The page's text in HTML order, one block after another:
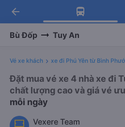
Tải app Vexere
Nhận ưu đãi thành
Tải app Vexere
-30k/ghế khi đặt vé
arrow_back
Bù Đốp Tuy An
Vé xe khách xe đi Phú Yên từ Bình
Đặt mua vé xe 4 nhà xe đi
chất lượng cao và giá vé
mỗi ngày
Vexere Team